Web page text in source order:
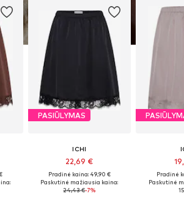
PASIŪLYMAS
ICHI
22,69 €
Pradinė kaina: 49,90 €
Paskutinė mažiausia kaina:
24,43 €-7%
Pradinė
Paskutinė